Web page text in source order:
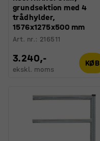
grundsektion med 4
trådhylder,
1576x1275x500 mm
Art. nr.: 216511
3.240,-
ekskl. moms
KØB